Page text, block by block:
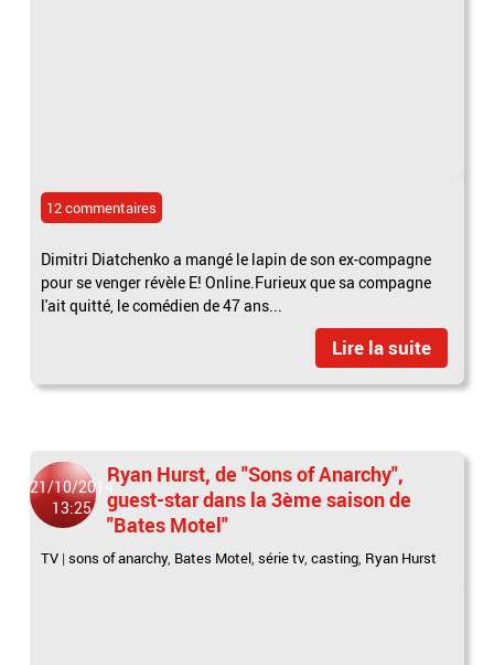
12 commentaires
Dimi­tri Diat­chenko a mangé le lapin de son ex-compagne
pour se venger révèle E! Online.Furieux que sa compagne
l'ait quitté, le comé­dien de 47 ans...
Lire la suite
21/10/2014
13:25
Ryan Hurst, de "Sons of Anarchy",
guest-star dans la 3ème saison de
"Bates Motel"
TV |sons of anarchy, Bates Motel,série tv,casting, Ryan Hurst